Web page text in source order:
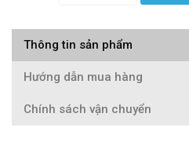
Thông tin sản phẩm
Hướng dẫn mua hàng
Chính sách vận chuyển